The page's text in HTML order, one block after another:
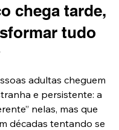
chega tarde,
tudo
adultas cheguem
e persistente: a
nelas, mas que
décadas tentando se